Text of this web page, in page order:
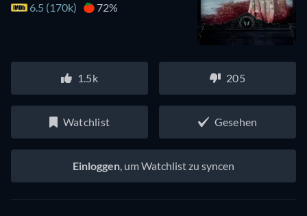
6.5 (170k)
72%
1.5k 205
Watchlist Gesehen
Einloggen, um Watchlist zu syncen